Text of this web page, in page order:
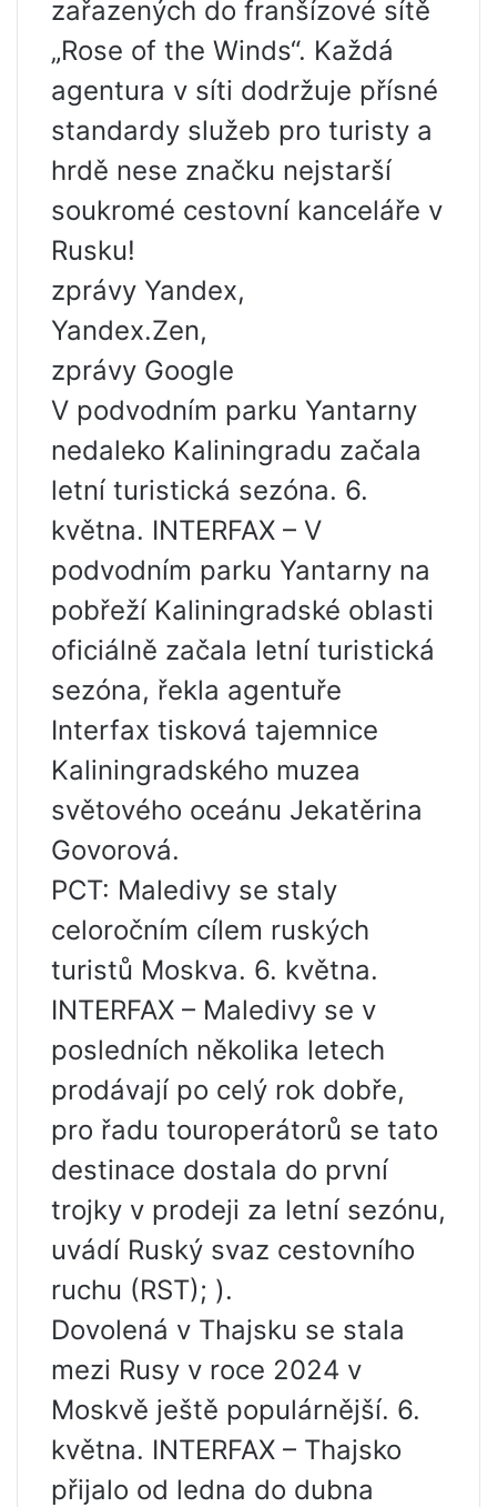
zařazených do franšízové ​​sítě
„Rose of the Winds“. Každá
agentura v síti dodržuje přísné
standardy služeb pro turisty a
hrdě nese značku nejstarší
soukromé cestovní kanceláře v
Rusku!
zprávy Yandex,
Yandex.Zen,
zprávy Google
V podvodním parku Yantarny
nedaleko Kaliningradu začala
letní turistická sezóna. 6.
května. INTERFAX – V
podvodním parku Yantarny na
pobřeží Kaliningradské oblasti
oficiálně začala letní turistická
sezóna, řekla agentuře
Interfax tisková tajemnice
Kaliningradského muzea
světového oceánu Jekatěrina
Govorová.
PCT: Maledivy se staly
celoročním cílem ruských
turistů Moskva. 6. května.
INTERFAX – Maledivy se v
posledních několika letech
prodávají po celý rok dobře,
pro řadu touroperátorů se tato
destinace dostala do první
trojky v prodeji za letní sezónu,
uvádí Ruský svaz cestovního
ruchu (RST); ).
Dovolená v Thajsku se stala
mezi Rusy v roce 2024 v
Moskvě ještě populárnější. 6.
května. INTERFAX – Thajsko
přijalo od ledna do dubna